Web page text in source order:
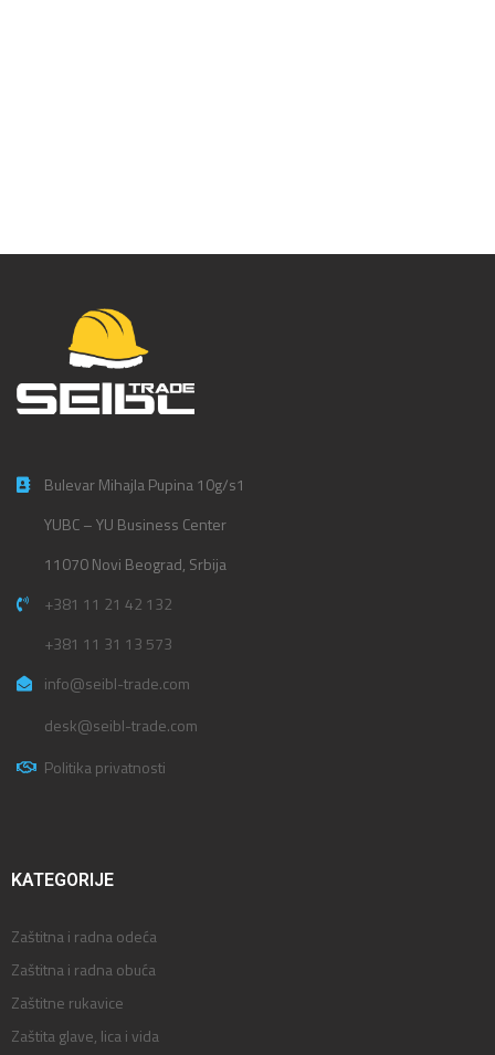
Bulevar Mihajla Pupina 10g/s1
YUBC – YU Business Center
11070 Novi Beograd, Srbija
+381 11 21 42 132
+381 11 31 13 573
info@seibl-trade.com
desk@seibl-trade.com
Politika privatnosti
KATEGORIJE
Zaštitna i radna odeća
Zaštitna i radna obuća
Zaštitne rukavice
Zaštita glave, lica i vida